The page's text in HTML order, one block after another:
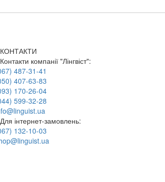
КОНТАКТИ
Контакти компанії "Лінгвіст":
487-31-41
407-63-83
170-26-04
599-32-28
Для інтернет-замовлень:
132-10-03